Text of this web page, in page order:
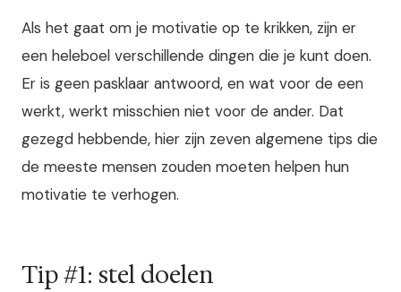
Als het gaat om je motivatie op te krikken, zijn er
een heleboel verschillende dingen die je kunt doen.
Er is geen pasklaar antwoord, en wat voor de een
werkt, werkt misschien niet voor de ander. Dat
gezegd hebbende, hier zijn zeven algemene tips die
de meeste mensen zouden moeten helpen hun
motivatie te verhogen.
Tip #1: stel doelen